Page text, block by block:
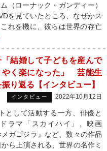
（ローナック・ガンディー）
を見ていたところ、なぜかス
れを機に、彼らは世界の存亡
結婚して子どもを産んで
やく楽になった」 芸能生
り返る【インタビュー】
インタビュー 2022年10月12日
として活動する一方、俳優と
ラマ「スカイハイ」、映画
メガゴジラ』など、数々の作品
ら上演される、世界の名作ミ